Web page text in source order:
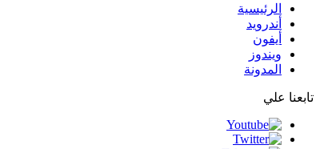
الرئيسية
أندرويد
أيفون
ويندوز
المدونة
تابعنا علي